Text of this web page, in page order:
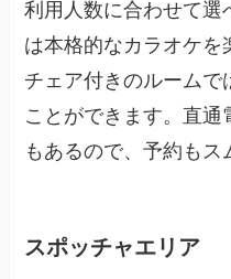
利用人数に合わせて
は本格的なカラオケ
チェア付きのルームで
ことができます。直通
もあるので、予約もス
スポッチャエリア